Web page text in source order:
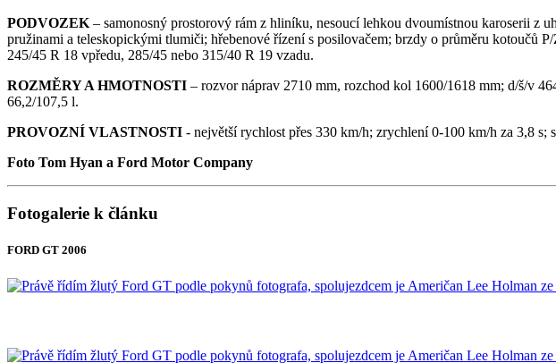
PODVOZEK– samonosný prostorový rám z hliníku, nesoucí lehkou dvoumístnou karoserii z
pružinami a teleskopickými tlumiči; hřebenové řízení s posilovačem; brzdy o průměru kotoučů
245/45 R 18 vpředu, 285/45 nebo 315/40 R 19 vzadu.
ROZMĚRY A HMOTNOSTI – rozvor náprav 2710 mm, rozchod kol 1600/1618 mm; d/š/v
66,2/107,5 l.
PROVOZNÍ VLASTNOSTI - největší rychlost přes 330 km/h; zrychlení 0-100 km/h za 3,8 s;
Foto Tom Hyan a Ford Motor Company
Fotogalerie k článku
FORD GT 2006